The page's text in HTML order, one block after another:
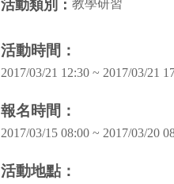
活動類別： 教學研習
活動時間：
2017/03/21 12:30 ~ 2017/03/21
報名時間：
2017/03/15 08:00 ~ 2017/03/20
活動地點：